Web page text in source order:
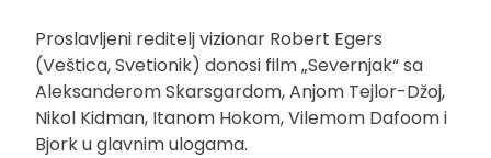
Proslavljeni reditelj vizionar Robert Egers
(Veštica, Svetionik) donosi film „Severnjak“ sa
Aleksanderom Skarsgardom, Anjom Tejlor-Džoj,
Nikol Kidman, Itanom Hokom, Vilemom Dafoom i
Bjork u glavnim ulogama.